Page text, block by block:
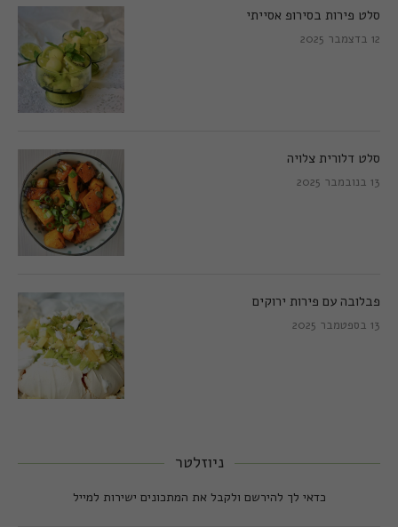
סלט פירות בסירופ אסייתי
12 בדצמבר 2025
סלט דלורית צלויה
13 בנובמבר 2025
פבלובה עם פירות ירוקים
13 בספטמבר 2025
ניוזלטר
כדאי לך להירשם ולקבל את המתכונים ישירות למייל